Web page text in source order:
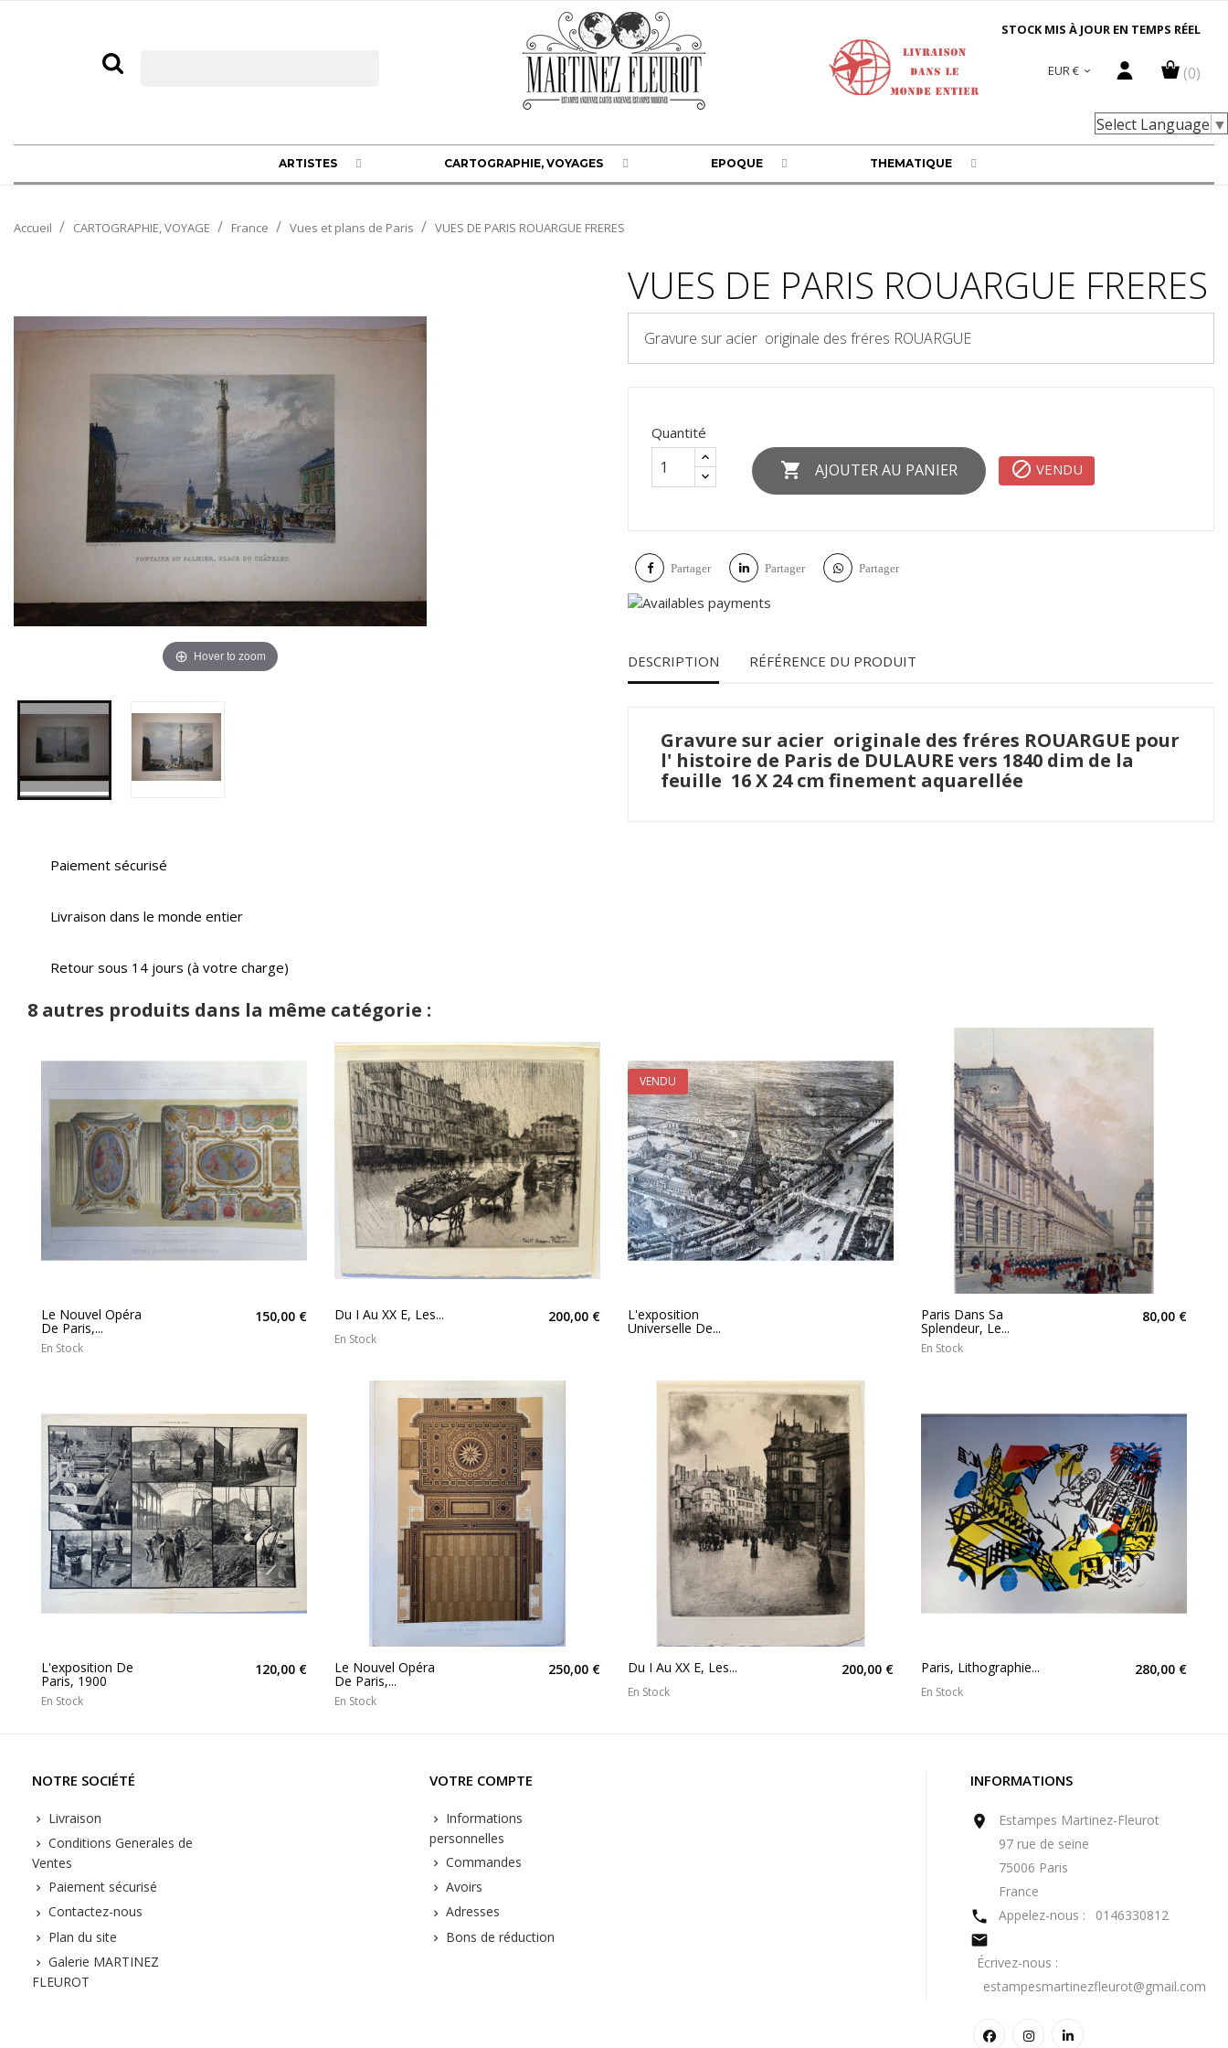
STOCK MIS À JOUR EN TEMPS RÉEL
(0)
EUR € 
Select Language ▼
ARTISTES CARTOGRAPHIE, VOYAGES EPOQUE THEMATIQUE
Accueil CARTOGRAPHIE, VOYAGE France Vues et plans de Paris VUES DE PARIS ROUARGUE FRERES
Hover to zoom
VUES DE PARIS ROUARGUE FRERES
Gravure sur acier originale des fréres ROUARGUE
Quantité
 AJOUTER AU PANIER  VENDU
Partager Partager Partager
DESCRIPTION RÉFÉRENCE DU PRODUIT
Gravure sur acier originale des fréres ROUARGUE pour
l' histoire de Paris de DULAURE vers 1840 dim de la
feuille 16 X 24 cm finement aquarellée
Paiement sécurisé
Livraison dans le monde entier
Retour sous 14 jours (à votre charge)
8 autres produits dans la même catégorie :
Le Nouvel Opéra
De Paris,...
150,00 €
En Stock
Du I Au XX E, Les... 200,00 €
En Stock
L'exposition
Universelle De...
VENDU
Paris Dans Sa
Splendeur, Le...
80,00 €
En Stock
L'exposition De
Paris, 1900
120,00 €
En Stock
Le Nouvel Opéra
De Paris,...
250,00 €
En Stock
Du I Au XX E, Les... 200,00 €
En Stock
Paris, Lithographie... 280,00 €
En Stock
NOTRE SOCIÉTÉ
Livraison
Conditions Generales de
Ventes
Paiement sécurisé
Contactez-nous
Plan du site
Galerie MARTINEZ
FLEUROT
VOTRE COMPTE
Informations
personnelles
Commandes
Avoirs
Adresses
Bons de réduction
INFORMATIONS

Estampes Martinez-Fleurot
97 rue de seine
75006 Paris
France
 Appelez-nous : 0146330812

Écrivez-nous :
estampesmartinezfleurot@gmail.com